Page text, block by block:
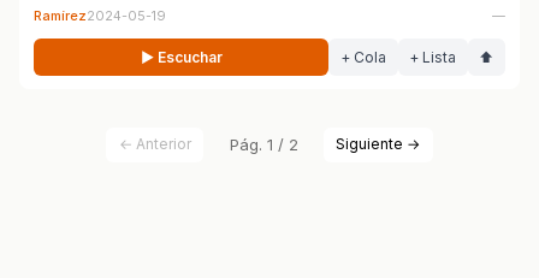
Ramírez2024-05-19 —
▶ Escuchar + Cola + Lista ⬆
← Anterior Pág. 1 / 2 Siguiente →